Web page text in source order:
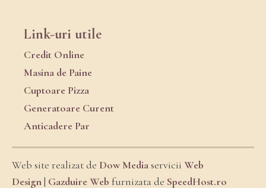
Link-uri utile
Credit Online
Masina de Paine
Cuptoare Pizza
Generatoare Curent
Anticadere Par
Web site realizat de Dow Mediaservicii Web
Design| Gazduire Web furnizata de SpeedHost.ro